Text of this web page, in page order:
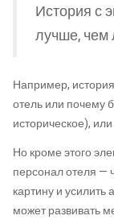
История с
лучше,
Например,
отель или почему
историческое),
Но кроме этого
персонал отеля —
картину и
может развивать